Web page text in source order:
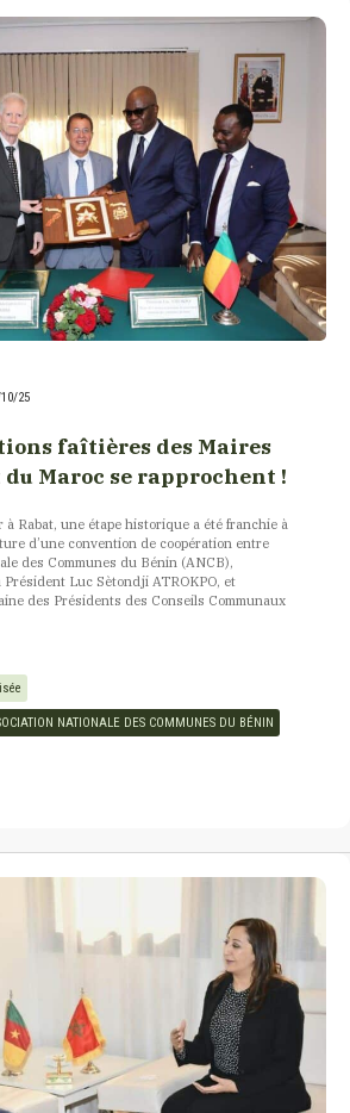
25
faîtières des Maires
Maroc se rapprochent !
à Rabat, une étape historique a été franchie à
d’une convention de coopération entre
des Communes du Bénin (ANCB),
Luc Sètondji ATROKPO, et
des Présidents des Conseils Communaux
NATIONALE DES COMMUNES DU BÉNIN